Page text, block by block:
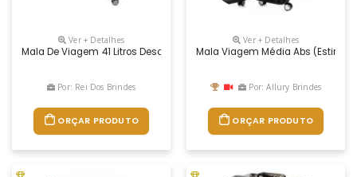
Ver + Detalhes
Mala De Viagem 41 Litros Descrição: Projetada Para Oferecer
Por: Rei Dos Brindes
ORÇAR PRODUTO
Ver + Detalhes
Mala Viagem Média Abs (estireno
Por: Allury Brindes
ORÇAR PRODUTO